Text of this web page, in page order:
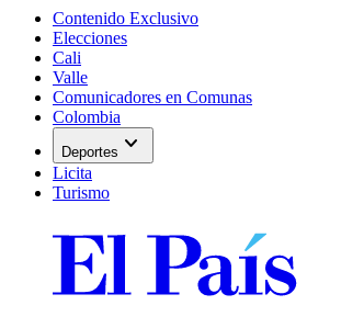
Contenido Exclusivo
Elecciones
Cali
Valle
Comunicadores en Comunas
Colombia
Deportes expand_more
Licita
Turismo